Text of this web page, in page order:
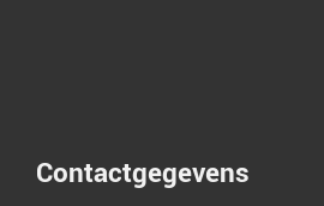
Contactgegevens